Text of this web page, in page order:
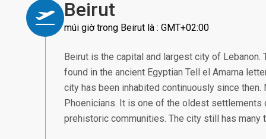
Beirut
múi giờ trong Beirut là : GMT+02:00
Beirut is the capital and largest city of
found in the ancient Egyptian Tell el Amarna
city has been inhabited continuously since
Phoenicians. It is one of the oldest
prehistoric communities. The city still has